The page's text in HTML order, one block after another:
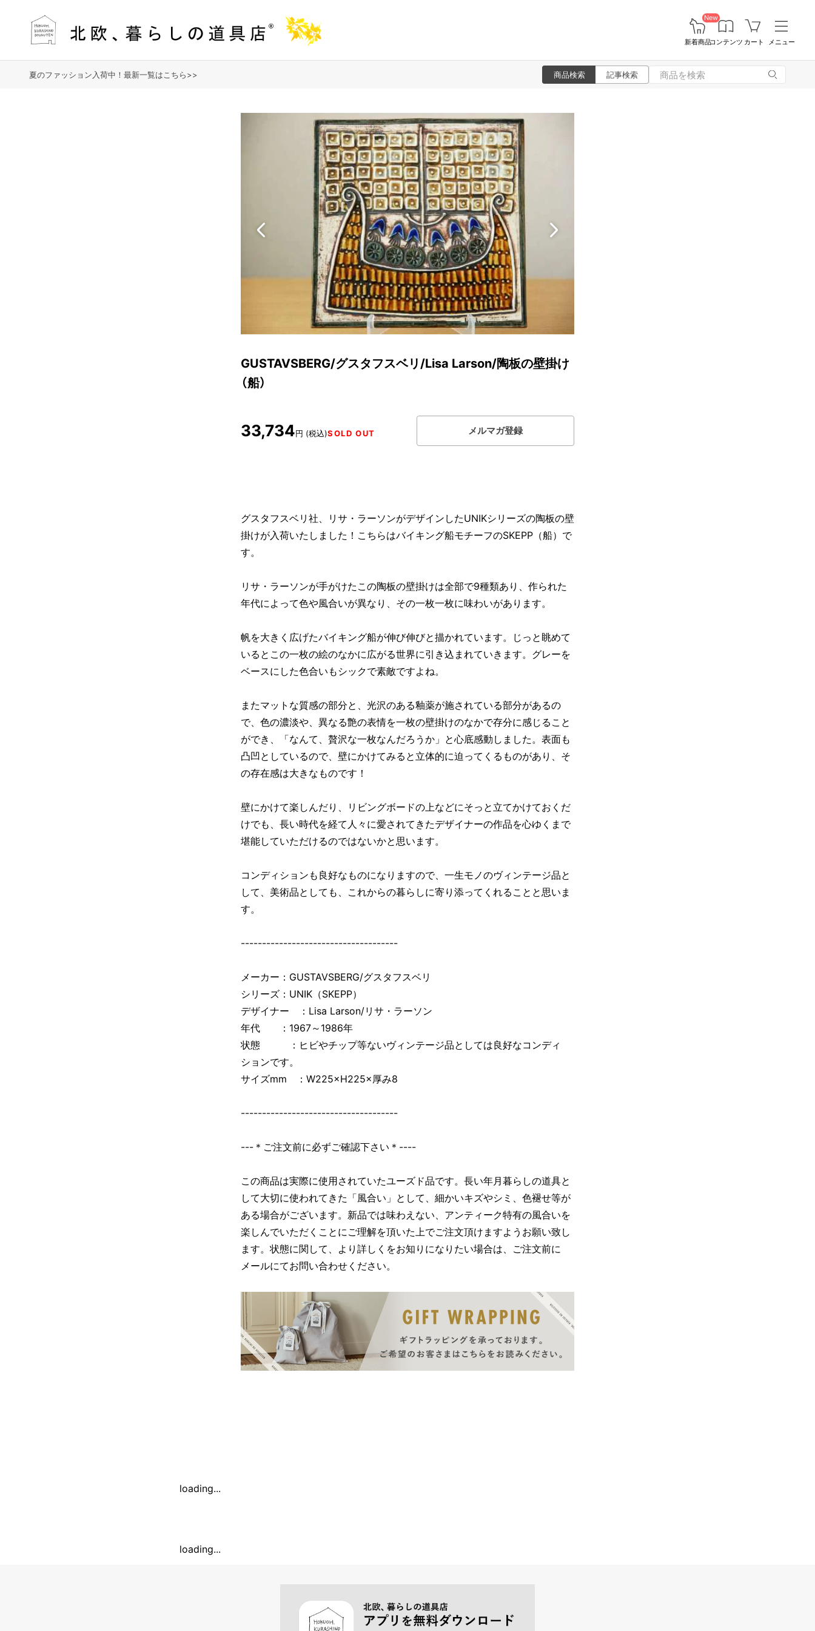
New
新着商品コンテンツ カート メニュー
夏のファッション入荷中！最新一覧はこちら>> 商品検索 記事検索
GUSTAVSBERG/グスタフスベリ/Lisa Larson/陶板の壁掛け
（船）
33,734円 (税込)SOLD OUT メルマガ登録
グスタフスベリ社、リサ・ラーソンがデザインしたUNIKシリーズの陶板の壁
掛けが入荷いたしました！こちらはバイキング船モチーフのSKEPP（船）で
す。
リサ・ラーソンが手がけたこの陶板の壁掛けは全部で9種類あり、作られた
年代によって色や風合いが異なり、その一枚一枚に味わいがあります。
帆を大きく広げたバイキング船が伸び伸びと描かれています。じっと眺めて
いるとこの一枚の絵のなかに広がる世界に引き込まれていきます。グレーを
ベースにした色合いもシックで素敵ですよね。
またマットな質感の部分と、光沢のある釉薬が施されている部分があるの
で、色の濃淡や、異なる艶の表情を一枚の壁掛けのなかで存分に感じること
ができ、「なんて、贅沢な一枚なんだろうか」と心底感動しました。表面も
凸凹としているので、壁にかけてみると立体的に迫ってくるものがあり、そ
の存在感は大きなものです！
壁にかけて楽しんだり、リビングボードの上などにそっと立てかけておくだ
けでも、長い時代を経て人々に愛されてきたデザイナーの作品を心ゆくまで
堪能していただけるのではないかと思います。
コンディションも良好なものになりますので、一生モノのヴィンテージ品と
して、美術品としても、これからの暮らしに寄り添ってくれることと思いま
す。
-------------------------------------
メーカー：GUSTAVSBERG/グスタフスベリ
シリーズ：UNIK（SKEPP）
デザイナー ：Lisa Larson/リサ・ラーソン
年代 ：1967～1986年
状態 ：ヒビやチップ等ないヴィンテージ品としては良好なコンディ
ションです。
サイズmm ：W225×H225×厚み8
-------------------------------------
---＊ご注文前に必ずご確認下さい＊----
この商品は実際に使用されていたユーズド品です。長い年月暮らしの道具と
して大切に使われてきた「風合い」として、細かいキズやシミ、色褪せ等が
ある場合がございます。新品では味わえない、アンティーク特有の風合いを
楽しんでいただくことにご理解を頂いた上でご注文頂けますようお願い致し
ます。状態に関して、より詳しくをお知りになりたい場合は、ご注文前に
メールにてお問い合わせください。
loading...
loading...